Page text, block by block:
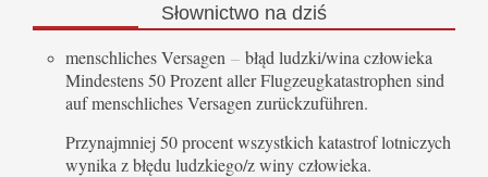
Słownictwo na dziś
menschliches Versagen – błąd ludzki/wina człowieka
Mindestens 50 Prozent aller Flugzeugkatastrophen sind
auf menschliches Versagen zurückzuführen.
Przynajmniej 50 procent wszystkich katastrof lotniczych
wynika z błędu ludzkiego/z winy człowieka.